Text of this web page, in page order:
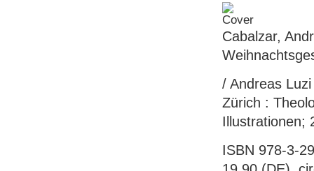
Cabalzar,
/ Andreas
Zürich :
Illustrationen;
ISBN 978-3-